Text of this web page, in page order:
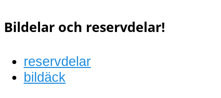
Bildelar och reservdelar!
reservdelar
bildäck